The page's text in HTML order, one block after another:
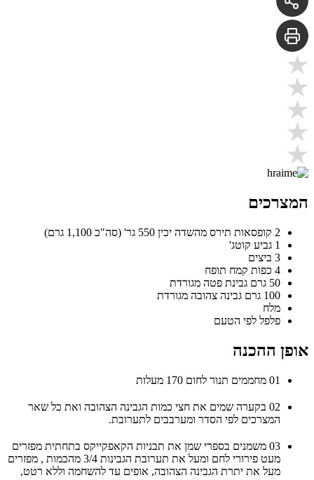
המצרכים
2 קופסאות תירס מהשדה יכין 550 גר' (סה"כ 1,100 גרם)
1 גביע קוטג'
3 ביצים
4 כפות קמח תופח
50 גרם גבינת פטה מגורדת
100 גרם גבינה צהובה מגורדת
מלח
פלפל לפי הטעם
אופן ההכנה
01 מחממים תנור לחום 170 מעלות
02 בקערה שמים את חצי כמות הגבינה הצהובה ואת כל שאר
המצרכים לפי הסדר ומערבבים לתערובת.
03 משמנים בספרי שמן את תבניות הקאפקייקס בתחתית מפזרים
מעט פירורי לחם ומעל את תערובת הגבינות 3/4 מהכמות , מפזרים
מעל את יתרת הגבינה הצהובה, אופים עד להשחמה וללא רטט,